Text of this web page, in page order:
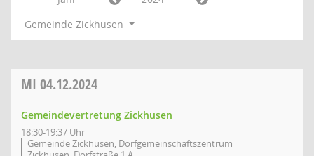
Gemeinde Zickhusen
MI 04.12.2024
Gemeindevertretung Zickhusen
18:30-19:37 Uhr
Gemeinde Zickhusen, Dorfgemeinschaftszentrum